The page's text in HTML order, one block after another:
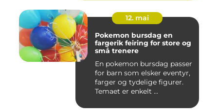
12. mai
Pokemon bursdag en
fargerik feiring for store og
små trenere
En pokemon bursdag passer
for barn som elsker eventyr,
farger og tydelige figurer.
Temaet er enkelt ...